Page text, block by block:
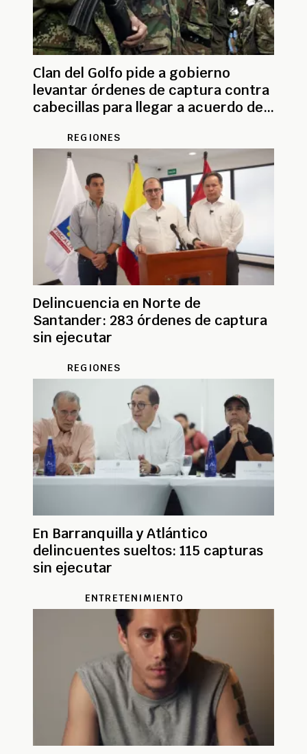
Clan del Golfo pide a gobierno
levantar órdenes de captura contra
cabecillas para llegar a acuerdo de
REGIONES
Delincuencia en Norte de
Santander: 283 órdenes de captura
sin ejecutar
REGIONES
En Barranquilla y Atlántico
delincuentes sueltos: 115 capturas
sin ejecutar
ENTRETENIMIENTO